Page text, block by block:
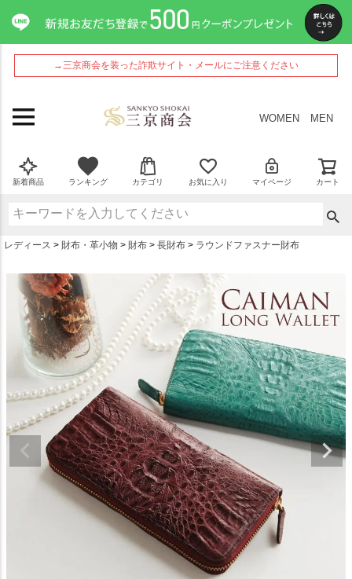
→三京商会を装った詐欺サイト・メールにご注意ください
WOMEN MEN
新着商品 ランキング カテゴリ お気に入り マイページ カート
レディース 財布・革小物 財布 長財布 ラウンドファスナー財布
ペー
ジト
ップ
へ